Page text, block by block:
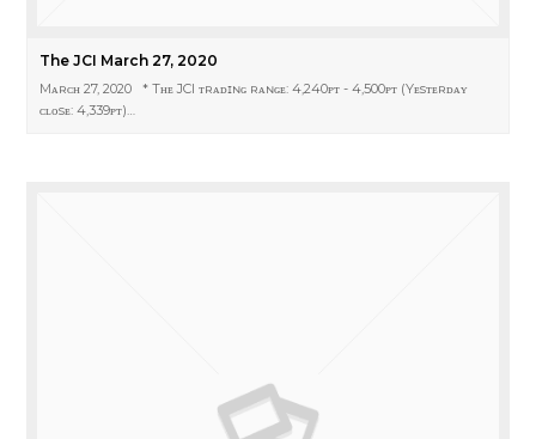
The JCI March 27, 2020
Mᴀʀᴄʜ 27, 2020 * Tʜᴇ JCI ᴛʀᴀᴅɪɴɢ ʀᴀɴɢᴇ: 4,240ᴘᴛ - 4,500ᴘᴛ (Yᴇsᴛᴇʀᴅᴀʏ
ᴄʟᴏsᴇ: 4,339ᴘᴛ)…